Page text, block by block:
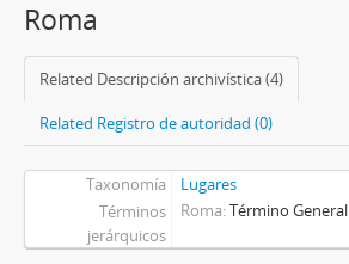
Roma
Related Descripción archivística (4)
Related Registro de autoridad (0)
Taxonomía
Lugares
Términos
jerárquicos
Roma Término General